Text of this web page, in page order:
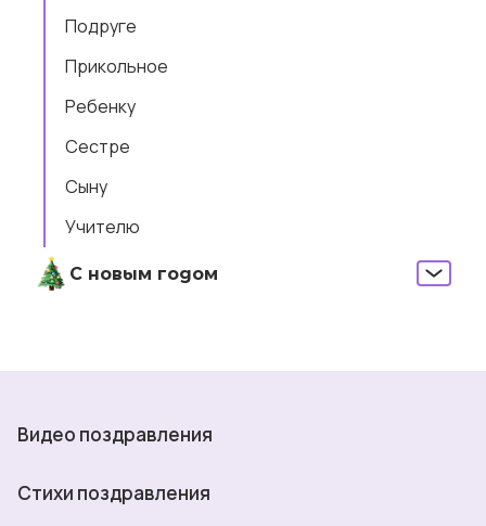
Подруге
Прикольное
Ребенку
Сестре
Сыну
Учителю
С новым годом
Видео поздравления
Стихи поздравления